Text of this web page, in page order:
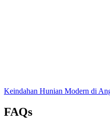
Keindahan Hunian Modern di
FAQs